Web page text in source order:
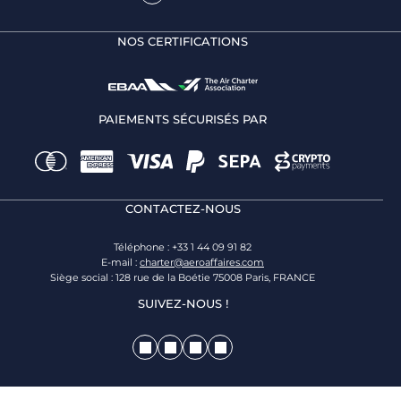
NOS CERTIFICATIONS
PAIEMENTS SÉCURISÉS PAR
CONTACTEZ-NOUS
Téléphone : +33 1 44 09 91 82
E-mail : charter@aeroaffaires.com
Siège social : 128 rue de la Boétie 75008 Paris, FRANCE
SUIVEZ-NOUS !